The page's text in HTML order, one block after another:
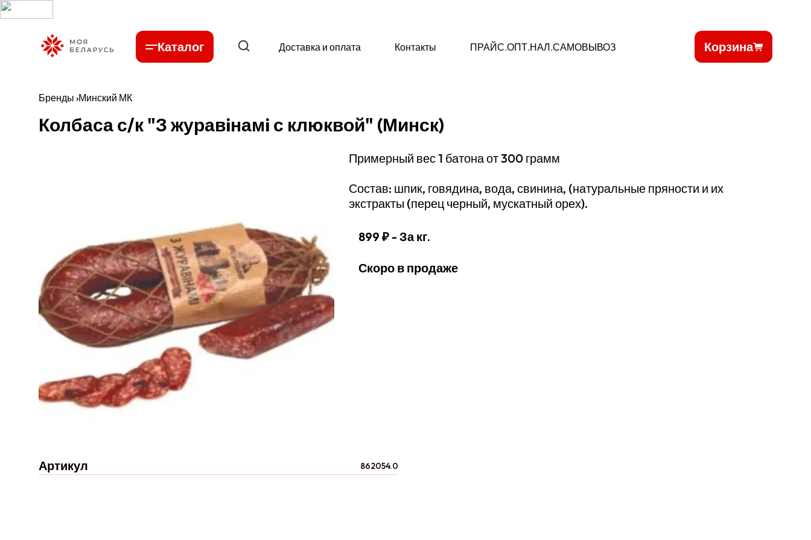
Каталог Доставка и оплата Контакты ПРАЙС.ОПТ.НАЛ.САМОВЫВОЗ Корзина
Бренды ›Минский МК
Колбаса с/к "З журавiнамi с клюквой" (Минск)
Примерный вес 1 батона от 300 грамм
Состав: шпик, говядина, вода, свинина, (натуральные пряности и их
экстракты (перец черный, мускатный орех).
899 ₽ - За кг.
Скоро в продаже
Артикул 862054.0